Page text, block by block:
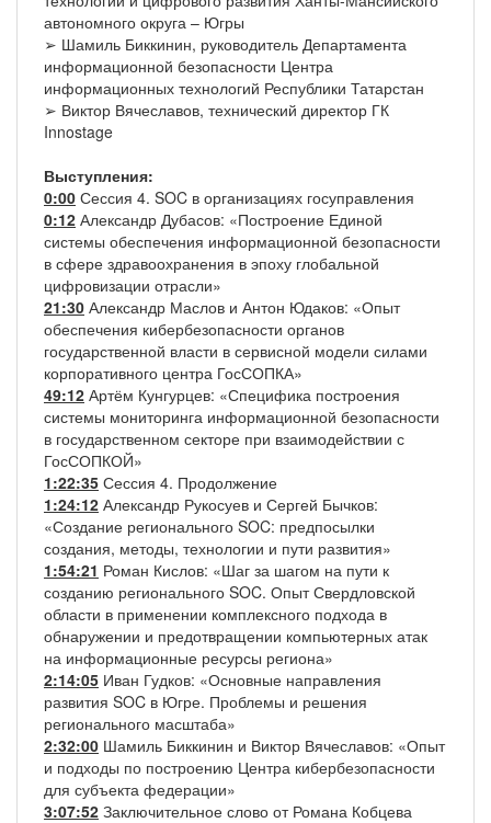
автономного округа – Югры
➢ Шамиль Биккинин, руководитель Департамента
информационной безопасности Центра
информационных технологий Республики Татарстан
➢ Виктор Вячеславов, технический директор ГК
Innostage
Выступления:
0:00 Сессия 4. SOC в организациях госуправления
0:12 Александр Дубасов: «Построение Единой
системы обеспечения информационной безопасности
в сфере здравоохранения в эпоху глобальной
цифровизации отрасли»
21:30 Александр Маслов и Антон Юдаков: «Опыт
обеспечения кибербезопасности органов
государственной власти в сервисной модели силами
корпоративного центра ГосСОПКА»
49:12 Артём Кунгурцев: «Специфика построения
системы мониторинга информационной безопасности
в государственном секторе при взаимодействии с
ГосСОПКОЙ»
1:22:35 Сессия 4. Продолжение
1:24:12 Александр Рукосуев и Сергей Бычков:
«Создание регионального SOC: предпосылки
создания, методы, технологии и пути развития»
1:54:21 Роман Кислов: «Шаг за шагом на пути к
созданию регионального SOC. Опыт Свердловской
области в применении комплексного подхода в
обнаружении и предотвращении компьютерных атак
на информационные ресурсы региона»
2:14:05 Иван Гудков: «Основные направления
развития SOC в Югре. Проблемы и решения
регионального масштаба»
2:32:00 Шамиль Биккинин и Виктор Вячеславов: «Опыт
и подходы по построению Центра кибербезопасности
для субъекта федерации»
3:07:52 Заключительное слово от Романа Кобцева